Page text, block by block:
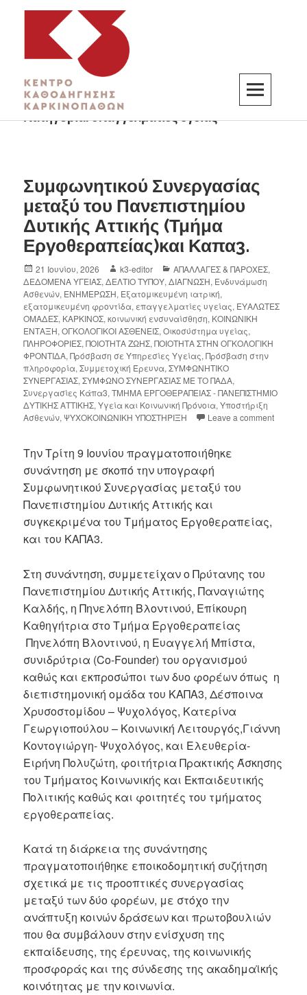
K3
ΚΕΝΤΡΟ ΚΑΘΟΔΗΓΗΣΗΣ ΚΑΡΚΙΝΟΠΑΘΩΝ
Κατηγορία:επαγγελματίες υγείας
Συμφωνητικού Συνεργασίας
μεταξύ του Πανεπιστημίου
Δυτικής Αττικής (Τμήμα
Εργοθεραπείας)και Καπα3.
21 Ιουνίου, 2026 k3-editor ΑΠΑΛΛΑΓΕΣ & ΠΑΡΟΧΕΣ,
ΔΕΔΟΜΕΝΑ ΥΓΕΙΑΣ,ΔΕΛΤΙΟ ΤΥΠΟΥ,ΔΙΑΓΝΩΣΗ, Ενδυνάμωση
Ασθενών, ΕΝΗΜΕΡΩΣΗ, Εξατομικευμένη ιατρική,
εξατομικευμένη φροντίδα, επαγγελματίες υγείας, ΕΥΑΛΩΤΕΣ
ΟΜΑΔΕΣ, ΚΑΡΚΙΝΟΣ,κοινωνική ενσυναίσθηση, ΚΟΙΝΩΝΙΚΗ
ΕΝΤΑΞΗ,ΟΓΚΟΛΟΓΙΚΟΙ ΑΣΘΕΝΕΙΣ,Οικοσύστημα υγείας,
ΠΛΗΡΟΦΟΡΙΕΣ,ΠΟΙΟΤΗΤΑ ΖΩΗΣ,ΠΟΙΟΤΗΤΑ ΣΤΗΝ ΟΓΚΟΛΟΓΙΚΗ
ΦΡΟΝΤΙΔΑ,Πρόσβαση σε Υπηρεσίες Υγείας,Πρόσβαση στην
πληροφορία,Συμμετοχική Έρευνα,ΣΥΜΦΩΝΗΤΙΚΟ
ΣΥΝΕΡΓΑΣΙΑΣ,ΣΥΜΦΩΝΟ ΣΥΝΕΡΓΑΣΙΑΣ ΜΕ ΤΟ ΠΑΔΑ,
Συνεργασίες Κάπα3,ΤΜΗΜΑ ΕΡΓΟΘΕΡΑΠΕΙΑΣ - ΠΑΝΕΠΙΣΤΗΜΙΟ
ΔΥΤΙΚΗΣ ΑΤΤΙΚΗΣ,Υγεία και Κοινωνική Πρόνοια,Υποστήριξη
Ασθενών,ΨΥΧΟΚΟΙΝΩΝΙΚΗ ΥΠΟΣΤΗΡΙΞΗ Leave a comment
Την Τρίτη 9 Ιουνίου πραγματοποιήθηκε
συνάντηση με σκοπό την υπογραφή
Συμφωνητικού Συνεργασίας μεταξύ του
Πανεπιστημίου Δυτικής Αττικής και
συγκεκριμένα του Τμήματος Εργοθεραπείας,
και του ΚΑΠΑ3.
Στη συνάντηση, συμμετείχαν ο Πρύτανης του
Πανεπιστημίου Δυτικής Αττικής, Παναγιώτης
Καλδής, η Πηνελόπη Βλοντινού, Επίκουρη
Καθηγήτρια στο Τμήμα Εργοθεραπείας
Πηνελόπη Βλοντινού, η Ευαγγελή Μπίστα,
συνιδρύτρια (Co-Founder) του οργανισμού
καθώς και εκπροσώποι των δυο φορέων όπως η
διεπιστημονική ομάδα του ΚΑΠΑ3, Δέσποινα
Χρυσοστομίδου – Ψυχολόγος, Κατερίνα
Γεωργιοπούλου – Κοινωνική Λειτουργός,Γιάννη
Κοντογιώργη- Ψυχολόγος, και Ελευθερία-
Ειρήνη Πολυζώτη, φοιτήτρια Πρακτικής Άσκησης
του Τμήματος Κοινωνικής και Εκπαιδευτικής
Πολιτικής καθώς και φοιτητές του τμήματος
εργοθεραπείας.
Κατά τη διάρκεια της συνάντησης
πραγματοποιήθηκε εποικοδομητική συζήτηση
σχετικά με τις προοπτικές συνεργασίας
μεταξύ των δύο φορέων, με στόχο την
ανάπτυξη κοινών δράσεων και πρωτοβουλιών
που θα συμβάλουν στην ενίσχυση της
εκπαίδευσης, της έρευνας, της κοινωνικής
προσφοράς και της σύνδεσης της ακαδημαϊκής
κοινότητας με την κοινωνία.